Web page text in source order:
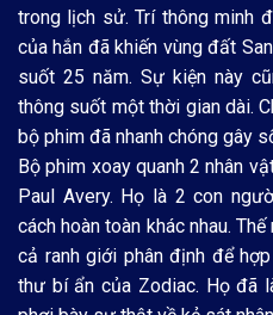
trong lịch sử. Trí thông minh
của hắn đã khiến vùng đất
suốt 25 năm. Sự kiện này
thông suốt một thời gian dài.
bộ phim đã nhanh chóng gây
Bộ phim xoay quanh 2 nhân
Paul Avery. Họ là 2 con
cách hoàn toàn khác nhau.
cả ranh giới phân định để
thư bí ẩn của Zodiac. Họ đã